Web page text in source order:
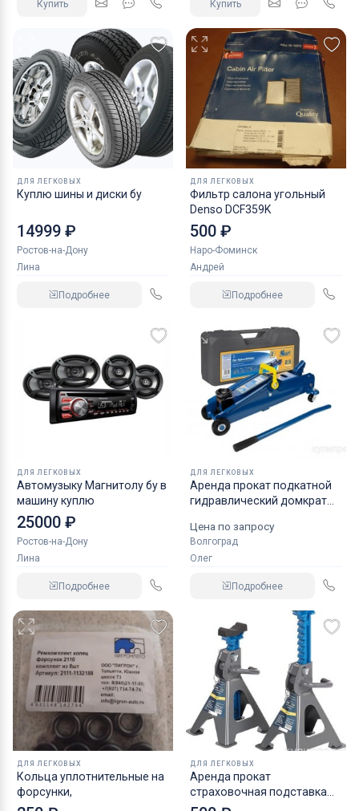
Купить Купить
ДЛЯ ЛЕГКОВЫХ
Куплю шины и диски бу
14999 ₽
Ростов-на-Дону
Лина
Подробнее
ДЛЯ ЛЕГКОВЫХ
Фильтр салона угольный
Denso DCF359K
500 ₽
Наро-Фоминск
Андрей
Подробнее
ДЛЯ ЛЕГКОВЫХ
Автомузыку Магнитолу бу в
машину куплю
25000 ₽
Ростов-на-Дону
Лина
Подробнее
ДЛЯ ЛЕГКОВЫХ
Аренда прокат подкатной
гидравлический домкрат
Цена по запросу
Волгоград
Олег
Подробнее
ДЛЯ ЛЕГКОВЫХ
Кольца уплотнительные на
форсунки,
ДЛЯ ЛЕГКОВЫХ
Аренда прокат
страховочная подставка
NORDBERG 2 т